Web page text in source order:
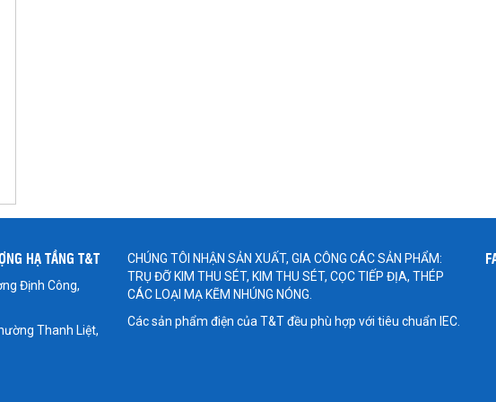
HẠ TẦNG T&T
Định Công,
Thanh Liệt,
CHÚNG TÔI NHẬN SẢN XUẤT, GIA CÔNG CÁC SẢN PHẨM:
TRỤ ĐỠ KIM THU SÉT, KIM THU SÉT, CỌC TIẾP ĐỊA, THÉP
CÁC LOẠI MẠ KẼM NHÚNG NÓNG.
Các sản phẩm điện của T&T đều phù hợp với tiêu chuẩn IEC.